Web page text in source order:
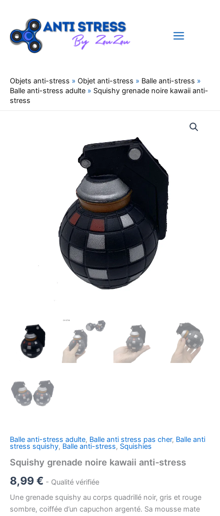
contenu
Objets anti-stress » Objet anti-stress » Balle anti-stress »
Balle anti-stress adulte » Squishy grenade noire kawaii anti-
stress
Balle anti-stress adulte, Balle anti stress pas cher, Balle anti
stress squishy, Balle anti-stress, Squishies
Squishy grenade noire kawaii anti-stress
8,99€ - Qualité vérifiée
Une grenade squishy au corps quadrillé noir, gris et rouge
sombre, coiffée d’un capuchon argenté. Sa mousse mate